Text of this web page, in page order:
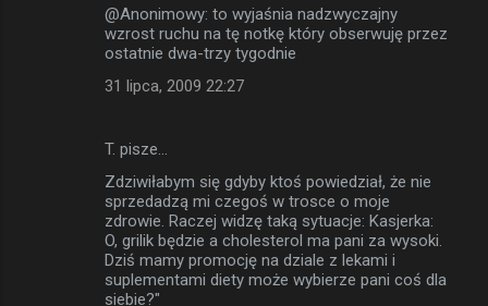
@Anonimowy: to wyjaśnia nadzwyczajny
wzrost ruchu na tę notkę który obserwuję przez
ostatnie dwa-trzy tygodnie
31 lipca, 2009 22:27
T. pisze…
Zdziwiłabym się gdyby ktoś powiedział, że nie
sprzedadzą mi czegoś w trosce o moje
zdrowie. Raczej widzę taką sytuacje: Kasjerka:
O, grilik będzie a cholesterol ma pani za wysoki.
Dziś mamy promocję na dziale z lekami i
suplementami diety może wybierze pani coś dla
siebie?"